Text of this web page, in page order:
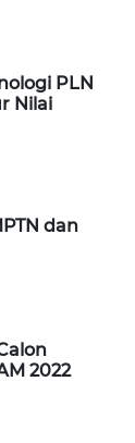
PLN
Nilai
dan
2022